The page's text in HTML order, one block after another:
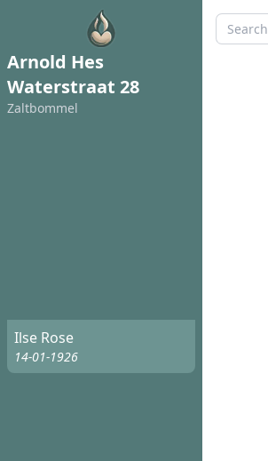
Arnold Hes
Waterstraat 28
Zaltbommel
Ilse Rose
14-01-1926